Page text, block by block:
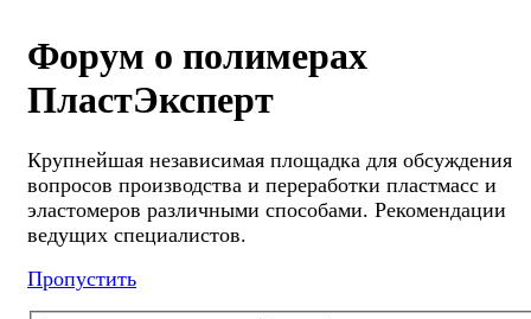
Форум о полимерах
ПластЭксперт
Крупнейшая независимая площадка для обсуждения
вопросов производства и переработки пластмасс и
эластомеров различными способами. Рекомендации
ведущих специалистов.
Пропустить